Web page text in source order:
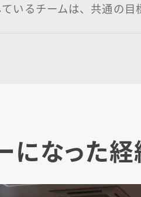
いるチームは、共通の目
になった経